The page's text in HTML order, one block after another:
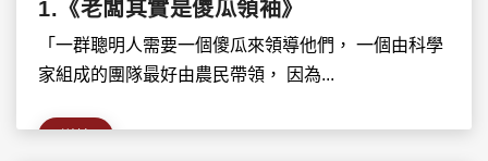
1.《老闆其實是儍瓜領袖》
「一群聰明人需要一個傻瓜來領導他們， 一個由科學
家組成的團隊最好由農民帶領， 因為...